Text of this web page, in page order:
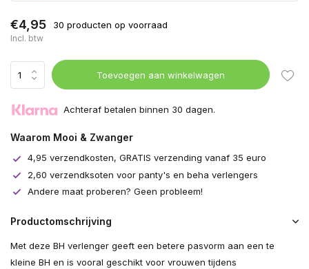
€4,95 30 producten op voorraad
Incl. btw
Toevoegen aan winkelwagen
Achteraf betalen binnen 30 dagen.
Waarom Mooi & Zwanger
4,95 verzendkosten, GRATIS verzending vanaf 35 euro
2,60 verzendksoten voor panty's en beha verlengers
Andere maat proberen? Geen probleem!
Productomschrijving
Met deze BH verlenger geeft een betere pasvorm aan een te
kleine BH en is vooral geschikt voor vrouwen tijdens